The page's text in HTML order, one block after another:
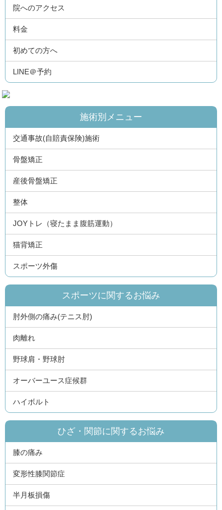
院へのアクセス
料金
初めての方へ
LINE＠予約
施術別メニュー
交通事故(自賠責保険)施術
骨盤矯正
産後骨盤矯正
整体
JOYトレ（寝たまま腹筋運動）
猫背矯正
スポーツ外傷
スポーツに関するお悩み
肘外側の痛み(テニス肘)
肉離れ
野球肩・野球肘
オーバーユース症候群
ハイボルト
ひざ・関節に関するお悩み
膝の痛み
変形性膝関節症
半月板損傷